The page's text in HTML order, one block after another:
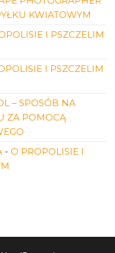
KWIATOWYM
I PSZCZELIM
I PSZCZELIM
– SPOSÓB NA
ZA POMOCĄ
- O PROPOLISIE I